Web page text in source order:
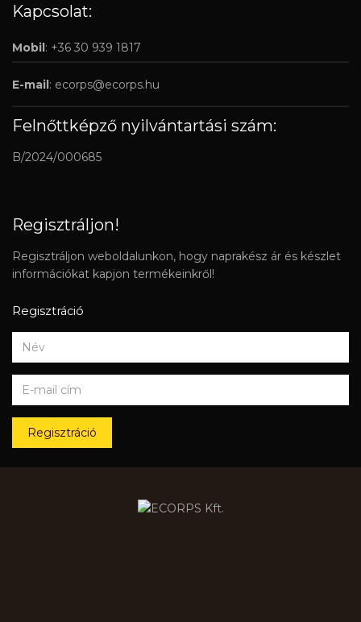
Kapcsolat:
Mobil: +36 30 939 1817
E-mail: ecorps@ecorps.hu
Felnőttképző nyilvántartási szám:
B/2024/000685
Regisztráljon!
Regisztráljon weboldalunkon, hogy naprakész ár és készlet
információkat kapjon termékeinkről!
Regisztráció
Regisztráció